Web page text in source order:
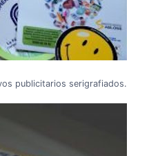
publicitarios serigrafiados.